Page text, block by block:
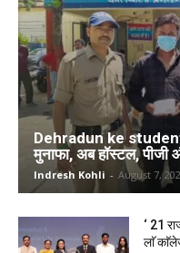
Dehradun ke
मुनाफा, अब हॉस्टल, पीजी
Indresh Kohli - August 7,
‘ 21
लाॅ